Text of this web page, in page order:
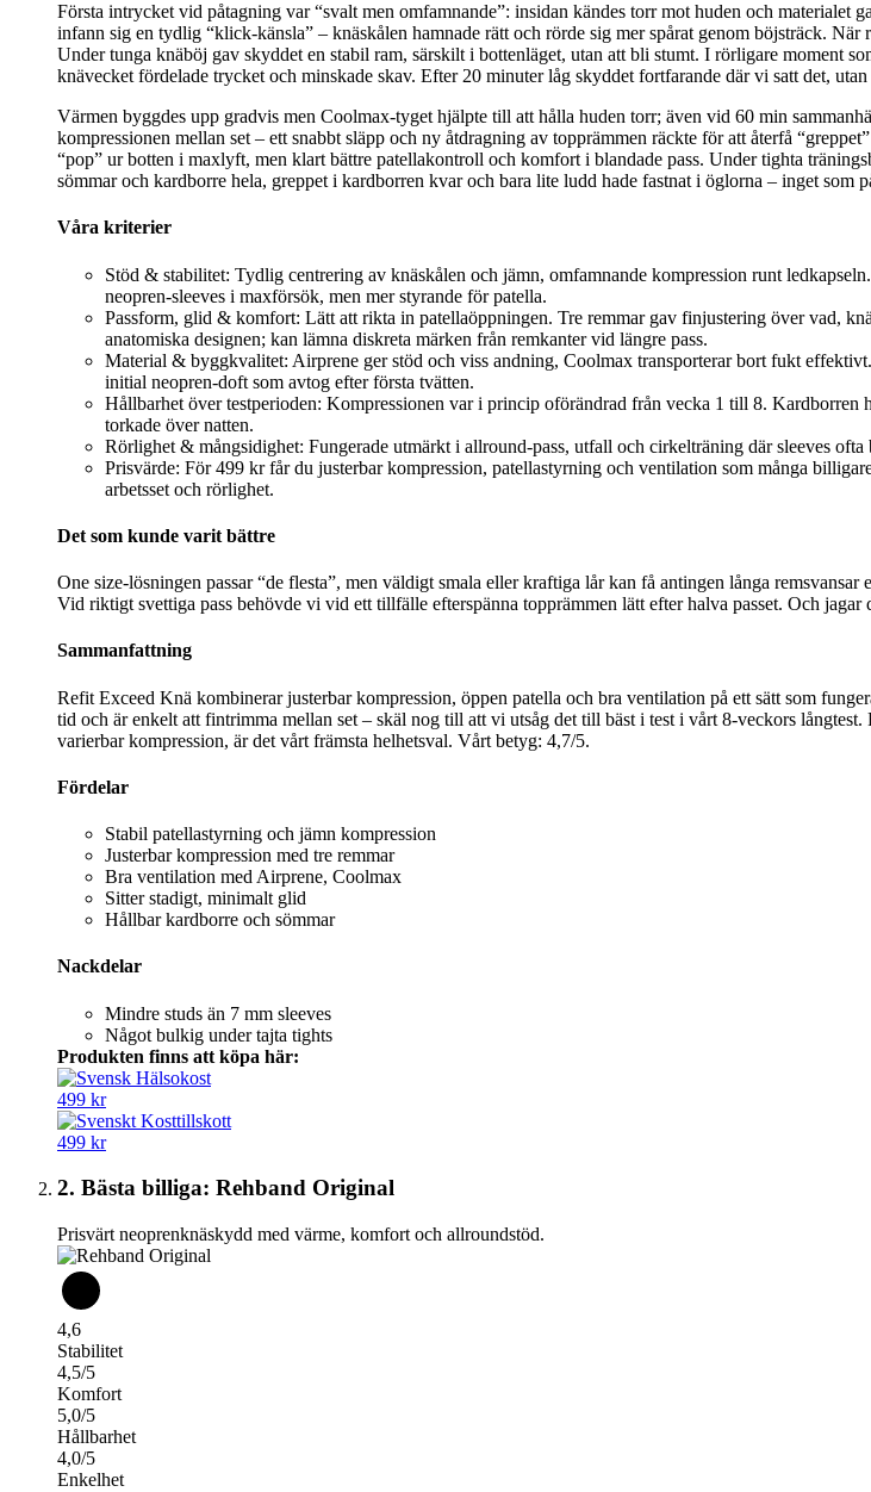
Första intrycket vid påtagning var “svalt men omfamnande”: insidan kändes torr mot huden och
infann sig en tydlig “klick‑känsla” – knäskålen hamnade rätt och rörde sig mer spårat genom böjsträck.
Under tunga knäböj gav skyddet en stabil ram, särskilt i bottenläget, utan att bli stumt. I rörligare moment
knävecket fördelade trycket och minskade skav. Efter 20 minuter låg skyddet fortfarande där vi satt det,
Värmen byggdes upp gradvis men Coolmax‑tyget hjälpte till att hålla huden torr; även vid 60 min
kompressionen mellan set – ett snabbt släpp och ny åtdragning av topprämmen räckte för att återfå
“pop” ur botten i maxlyft, men klart bättre patellakontroll och komfort i blandade pass. Under tighta
sömmar och kardborre hela, greppet i kardborren kvar och bara lite ludd hade fastnat i öglorna – inget som
Våra kriterier
Stöd & stabilitet: Tydlig centrering av knäskålen och jämn, omfamnande kompression runt
neopren-sleeves i maxförsök, men mer styrande för patella.
Passform, glid & komfort: Lätt att rikta in patellaöppningen. Tre remmar gav finjustering över vad,
anatomiska designen; kan lämna diskreta märken från remkanter vid längre pass.
Material & byggkvalitet: Airprene ger stöd och viss andning, Coolmax transporterar bort fukt
initial neopren-doft som avtog efter första tvätten.
Hållbarhet över testperioden: Kompressionen var i princip oförändrad från vecka 1 till 8.
torkade över natten.
Rörlighet & mångsidighet: Fungerade utmärkt i allround‑pass, utfall och cirkelträning där sleeves
Prisvärde: För 499 kr får du justerbar kompression, patellastyrning och ventilation som många
arbetsset och rörlighet.
Det som kunde varit bättre
One size-lösningen passar “de flesta”, men väldigt smala eller kraftiga lår kan få antingen långa
Vid riktigt svettiga pass behövde vi vid ett tillfälle efterspänna topprämmen lätt efter halva passet. Och
Sammanfattning
Refit Exceed Knä kombinerar justerbar kompression, öppen patella och bra ventilation på ett sätt som
tid och är enkelt att fintrimma mellan set – skäl nog till att vi utsåg det till bäst i test i vårt 8‑veckors
varierbar kompression, är det vårt främsta helhetsval. Vårt betyg: 4,7/5.
Fördelar
Stabil patellastyrning och jämn kompression
Justerbar kompression med tre remmar
Bra ventilation med Airprene, Coolmax
Sitter stadigt, minimalt glid
Hållbar kardborre och sömmar
Nackdelar
Mindre studs än 7 mm sleeves
Något bulkig under tajta tights
Produkten finns att köpa här:
499 kr
499 kr
2. Bästa billiga: Rehband Original
Prisvärt neoprenknäskydd med värme, komfort och allroundstöd.
4,6
Stabilitet
4,5/5
Komfort
5,0/5
Hållbarhet
4,0/5
Enkelhet